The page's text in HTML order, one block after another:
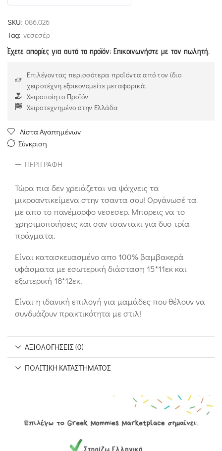
5out of 5
SKU: 086.026
Tag: νεσεσέρ
Έχετε απορίες για αυτό το προϊόν; Επικοινωνήστε με τον πωλητή.
Επιλέγοντας περισσότερα προϊόντα από τον ίδιο
χειροτέχνη εξοικονομείτε μεταφορικά.
Χειροποίητο Προϊόν
Χειροτεχνημένο στην Ελλάδα
Λίστα Αγαπημένων
Σύγκριση
ΠΕΡΙΓΡΑΦΉ
Τώρα πια δεν χρειάζεται να ψάχνεις τα
μικροαντικείμενα στην τσαντα σου! Οργάνωσέ τα
με απο το πανέμορφο νεσεσερ. Μπορεις να το
χρησιμοποιήσεις και σαν τσαντακι για δυο τρία
πράγματα.
Είναι κατασκευασμένο απο 100% βαμβακερά
υφάσματα με εσωτερική διάσταση 15*11εκ και
εξωτερική 18*12εκ.
Είναι η ιδανική επιλογή για μαμάδες που θέλουν να
συνδυάζουν πρακτικότητα με στιλ!
ΑΞΙΟΛΟΓΉΣΕΙΣ (0)
ΠΟΛΙΤΙΚΉ ΚΑΤΑΣΤΉΜΑΤΟΣ